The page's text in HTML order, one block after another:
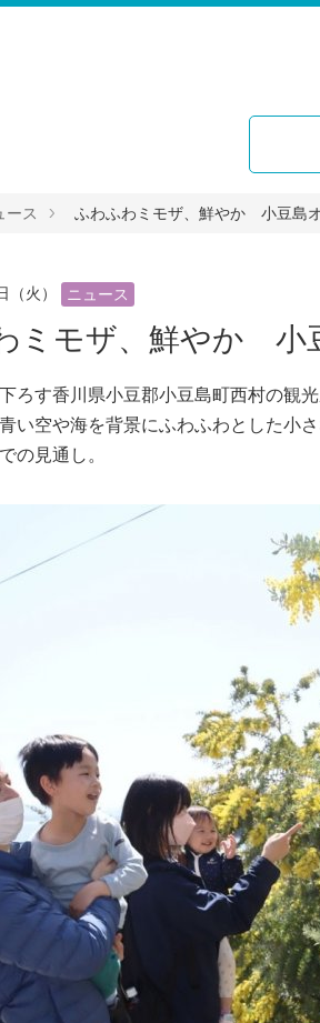
ース ふわふわミモザ、鮮やか 小豆島
火） ニュース
ミモザ、鮮やか 小
ろす香川県小豆郡小豆島町西村の観
い空や海を背景にふわふわとした小
の見通し。